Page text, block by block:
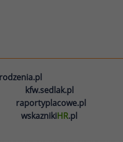
kfw.sedlak.pl
raportyplacowe.pl
wskaznikiHR.pl